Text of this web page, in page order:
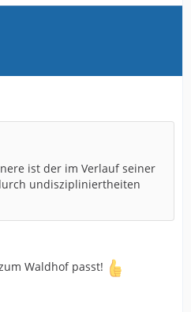
ist der im Verlauf seiner
undiszipliniertheiten
Waldhof passt!